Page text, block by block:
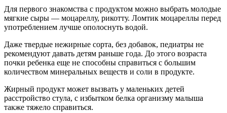
Для первого знакомства с продуктом можно выбрать молодые
мягкие сыры — моцареллу, рикотту. Ломтик моцареллы перед
употреблением лучше ополоснуть водой.
Даже твердые нежирные сорта, без добавок, педиатры не
рекомендуют давать детям раньше года. До этого возраста
почки ребенка еще не способны справиться с большим
количеством минеральных веществ и соли в продукте.
Жирный продукт может вызвать у маленьких детей
расстройство стула, с избытком белка организму малыша
также тяжело справиться.